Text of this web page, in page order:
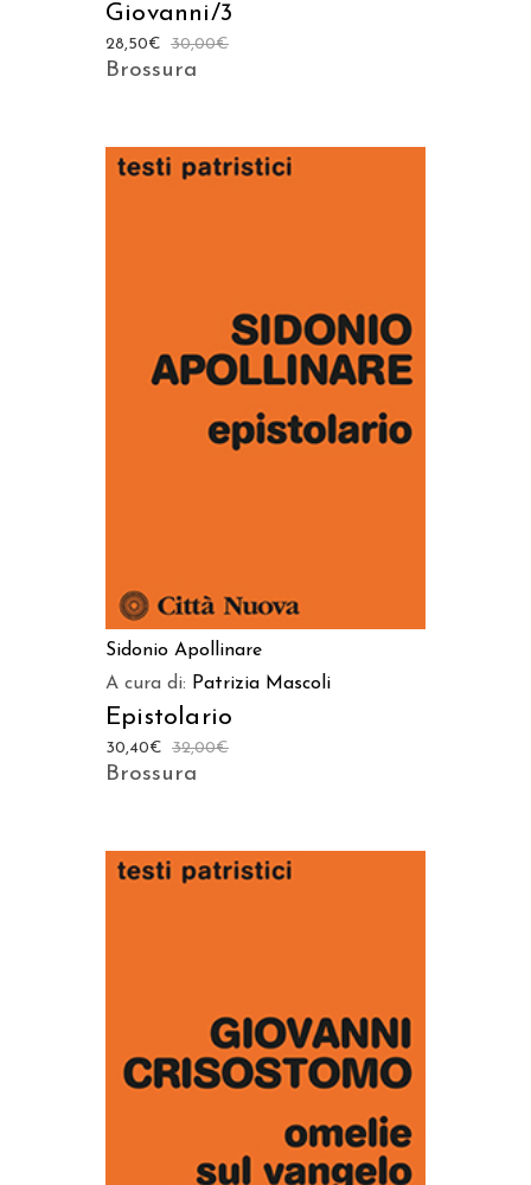
Giovanni/3
30,00€
28,50€
Brossura
AGGIUNGI AL CARRELLO
Sidonio Apollinare
A cura di: Patrizia Mascoli
Epistolario
32,00€
30,40€
Brossura
AGGIUNGI AL CARRELLO